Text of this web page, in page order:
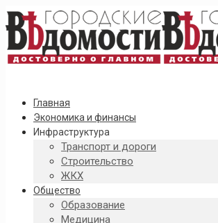
Главная
Экономика и финансы
Инфраструктура
Транспорт и дороги
Строительство
ЖКХ
Общество
Образование
Медицина